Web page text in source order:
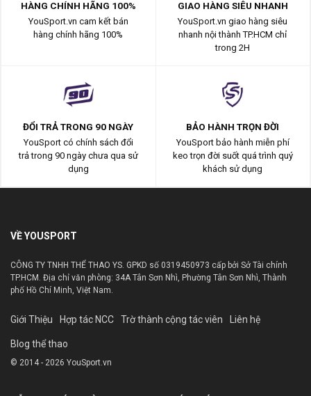
HÀNG CHÍNH HÃNG 100%
YouSport.vn cam kết bán
hàng chính hãng 100%
GIAO HÀNG SIÊU NHANH
YouSport.vn giao hàng siêu
nhanh nội thành TP.HCM chỉ
trong 2H
ĐỔI TRẢ TRONG 90 NGÀY
YouSport có chính sách đổi
trả trong 90 ngày chưa qua sử
dụng
BẢO HÀNH TRỌN ĐỜI
YouSport bảo hành miễn phí
keo trọn đời suốt quá trình quý
khách sử dụng
VỀ YOUSPORT
CÔNG TY TNHH THỂ THAO YS. GPKD số 0319450973 cấp bởi Sở Tài chính
TP.HCM. Địa chỉ văn phòng: 34A Tân Sơn Nhì, Phường Tân Sơn Nhì, Thành
phố Hồ Chí Minh, Việt Nam.
Giới Thiệu Hợp tác NCC Trờ thành cộng tác viên Liên hệ
Blog thể thao
© 2014 - 2026 YouSport.vn